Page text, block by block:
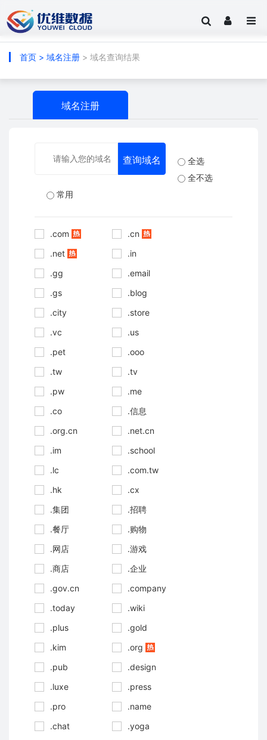
首页 > 域名注册 > 域名查询结果
域名注册
全选
全不选
常用
.com
.cn
.net
.in
.gg
.email
.gs
.blog
.city
.store
.vc
.us
.pet
.ooo
.tw
.tv
.pw
.me
.co
.信息
.org.cn
.net.cn
.im
.school
.lc
.com.tw
.hk
.cx
.集团
.招聘
.餐厅
.购物
.网店
.游戏
.商店
.企业
.gov.cn
.company
.today
.wiki
.plus
.gold
.kim
.org
.pub
.design
.luxe
.press
.pro
.name
.chat
.yoga